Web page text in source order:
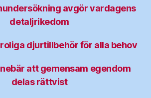
avgör vardagens
detaljrikedom
djurtillbehör för alla behov
att gemensam egendom
delas rättvist